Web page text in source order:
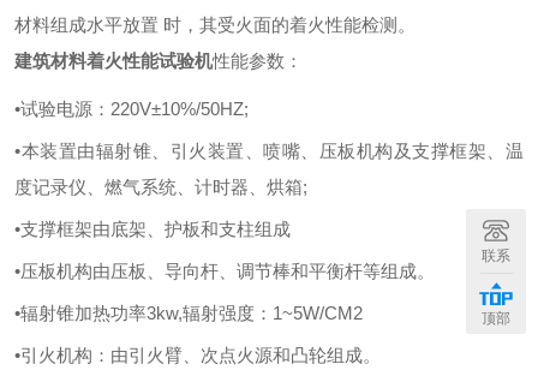
材料组成水平放置 时，其受火面的着火性能检测。
建筑材料着火性能试验机性能参数：
•试验电源：220V±10%/50HZ;
•本装置由辐射锥、引火装置、喷嘴、压板机构及支撑框架、温
度记录仪、燃气系统、计时器、烘箱;
•支撑框架由底架、护板和支柱组成
•压板机构由压板、导向杆、调节棒和平衡杆等组成。
•辐射锥加热功率3kw,辐射强度：1~5W/CM2
•引火机构：由引火臂、次点火源和凸轮组成。
联系
顶部